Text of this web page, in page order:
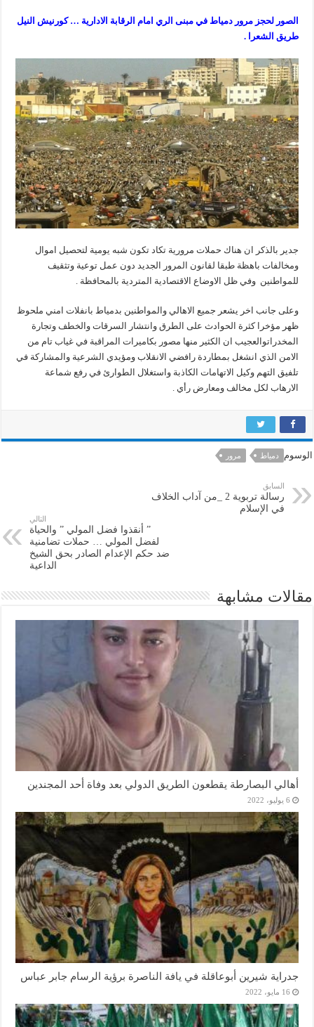
الصور لحجز مرور دمياط في مبنى الري امام الرقابة الادارية … كورنيش النيل
طريق الشعرا .
جدير بالذكر ان هناك حملات مرورية تكاد تكون شبه يومية لتحصيل اموال
ومخالفات باهظة طبقا لقانون المرور الجديد دون عمل توعية وتثقيف
للمواطنين وفي ظل الاوضاع الاقتصادية المتردية بالمحافظة .
وعلى جانب اخر يشعر جميع الاهالي والمواطنين بدمياط بانفلات امني ملحوظ
ظهر مؤخرا كثرة الحوادث على الطرق وانتشار السرقات والخطف وتجارة
المخدراتوالعجيب ان الكثير منها مصور بكاميرات المراقبة في غياب تام من
الامن الذي انشغل بمطاردة رافضي الانقلاب ومؤيدي الشرعية والمشاركة في
تلفيق التهم وكيل الاتهامات الكاذبة واستغلال الطوارئ في رفع شماعة
الارهاب لكل مخالف ومعارض رأي .
الوسوم دمياط مرور
السابق
رسالة تربوية 2 _من آداب الخلاف
في الإسلام
التالي
” أنقذوا فضل المولي ” والحياة
لفضل المولي … حملات تضامنية
ضد حكم الإعدام الصادر بحق الشيخ
الداعية
مقالات مشابهة
أهالي البصارطة يقطعون الطريق الدولي بعد وفاة أحد المجندين
6 يوليو، 2022
جدراية شيرين أبوعاقلة في يافة الناصرة برؤية الرسام جابر عباس
16 مايو، 2022